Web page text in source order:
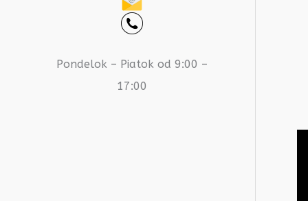
Pondelok – Piatok od 9:00 –
17:00